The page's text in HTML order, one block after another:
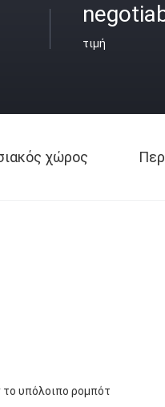
τιμή
χώρος
το υπόλοιπο ρομπότ